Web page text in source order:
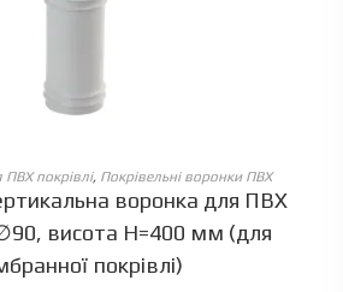
ОБЕРІТЬ ОПЦІЇ
покрівлі, Покрівельні воронки ПВХ
воронка для ПВХ
висота Н=400 мм (для
покрівлі)